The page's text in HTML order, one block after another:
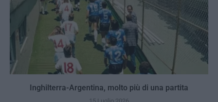
Inghilterra-Argentina, molto più di una partita